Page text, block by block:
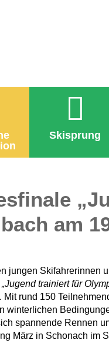
Skisprung
am
jungen Skifahrerinnen
„Jugend trainiert für
Mit rund 150
winterlichen
spannende Rennen
März in Schonach im